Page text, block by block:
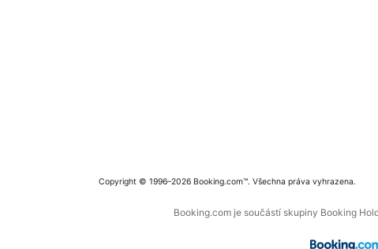
Copyright © 1996–2026 Booking.com™. Všechna práva vyhrazena.
Booking.com je součástí skupiny Booking